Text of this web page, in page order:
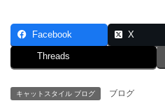
Facebook X
Threads
キャットスタイル ブログ ブログ